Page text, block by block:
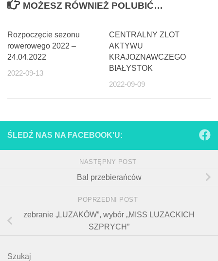
MOŻESZ RÓWNIEŻ POLUBIĆ…
Rozpoczęcie sezonu
rowerowego 2022 –
24.04.2022
2022-09-13
CENTRALNY ZLOT
AKTYWU
KRAJOZNAWCZEGO
BIAŁYSTOK
2022-09-09
ŚLEDŹ NAS NA FACEBOOK'U:
NASTĘPNY POST
Bal przebierańców
POPRZEDNI POST
zebranie „LUZAKÓW”, wybór „MISS LUZACKICH
SZPRYCH”
Szukaj